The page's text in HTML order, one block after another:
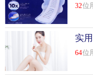
32位
实
64位